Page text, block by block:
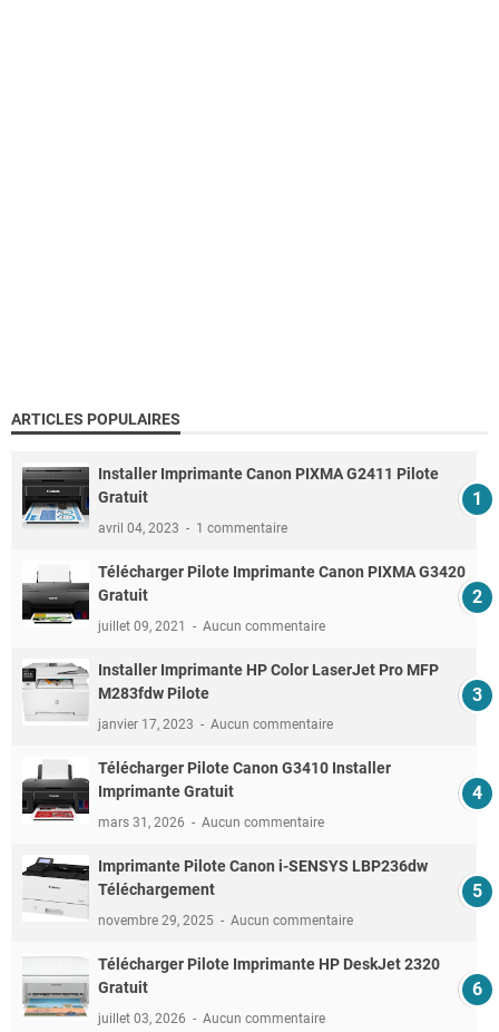
ARTICLES POPULAIRES
Installer Imprimante Canon PIXMA G2411 Pilote
Gratuit
avril 04, 2023 1 commentaire
Télécharger Pilote Imprimante Canon PIXMA G3420
Gratuit
juillet 09, 2021 Aucun commentaire
Installer Imprimante HP Color LaserJet Pro MFP
M283fdw Pilote
janvier 17, 2023 Aucun commentaire
Télécharger Pilote Canon G3410 Installer
Imprimante Gratuit
mars 31, 2026 Aucun commentaire
Imprimante Pilote Canon i-SENSYS LBP236dw
Téléchargement
novembre 29, 2025 Aucun commentaire
Télécharger Pilote Imprimante HP DeskJet 2320
Gratuit
juillet 03, 2026 Aucun commentaire